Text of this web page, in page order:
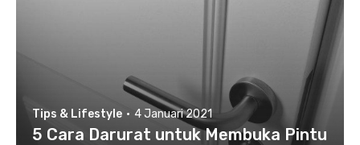
Tips & Lifestyle · 4 Januari 2021
5 Cara Darurat untuk Membuka Pintu